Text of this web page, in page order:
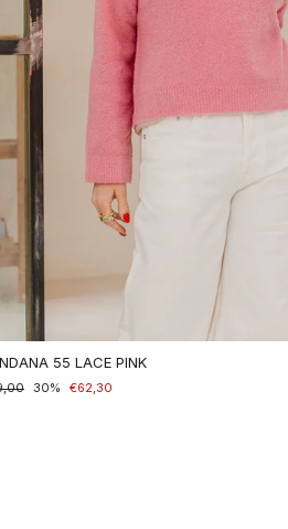
55 LACE PINK
30% €62,30